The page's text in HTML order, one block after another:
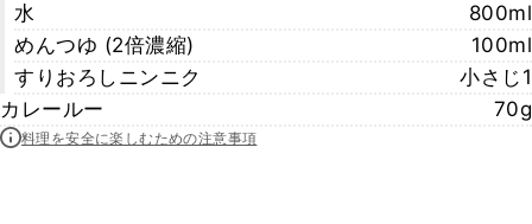
水
800ml
めんつゆ (2倍濃縮)
100ml
すりおろしニンニク
小さじ1
カレールー
70g
料理を安全に楽しむための注意事項